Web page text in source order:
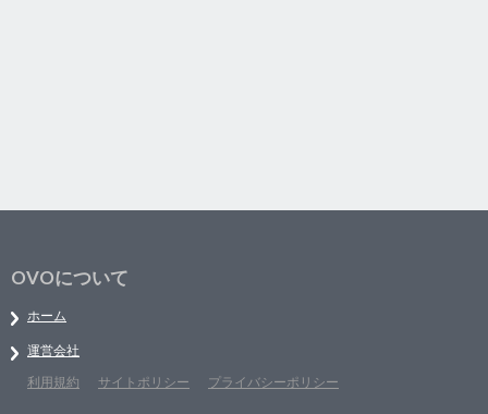
OVOについて
ホーム
運営会社
利用規約
サイトポリシー プライバシーポリシー